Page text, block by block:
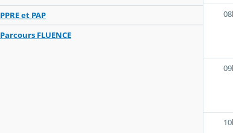
PPRE et PAP
Parcours FLUENCE